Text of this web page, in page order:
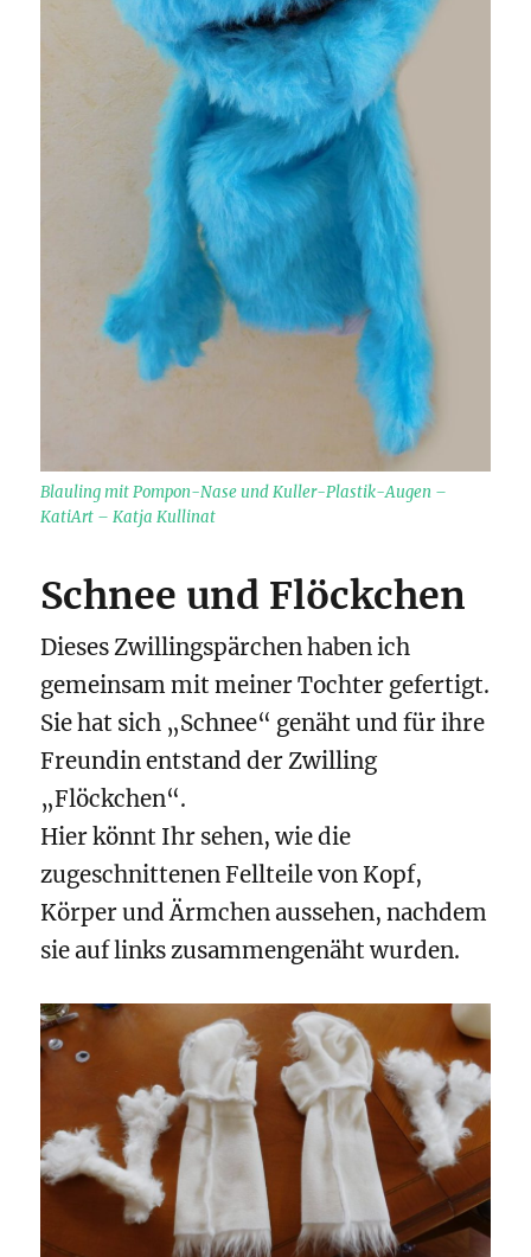
Blauling mit Pompon-Nase und Kuller-Plastik-Augen –
KatiArt – Katja Kullinat
Schnee und Flöckchen
Dieses Zwillingspärchen haben ich
gemeinsam mit meiner Tochter gefertigt.
Sie hat sich „Schnee“ genäht und für ihre
Freundin entstand der Zwilling
„Flöckchen“.
Hier könnt Ihr sehen, wie die
zugeschnittenen Fellteile von Kopf,
Körper und Ärmchen aussehen, nachdem
sie auf links zusammengenäht wurden.